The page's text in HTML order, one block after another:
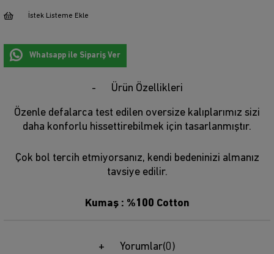
İstek Listeme Ekle
Whatsapp ile Sipariş Ver
Ürün Özellikleri
Özenle defalarca test edilen oversize kalıplarımız sizi
daha konforlu hissettirebilmek için tasarlanmıştır.
Çok bol tercih etmiyorsanız, kendi bedeninizi almanız
tavsiye edilir.
Kumaş : %100 Cotton
Yorumlar(0)